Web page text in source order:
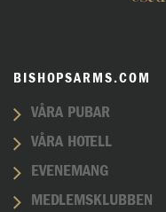
BISHOPSARMS.COM
VÅRA PUBAR
VÅRA HOTELL
EVENEMANG
MEDLEMSKLUBBEN